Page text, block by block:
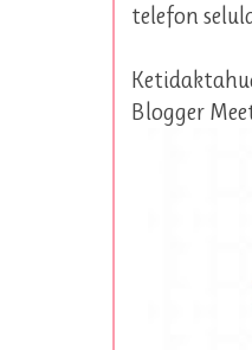
telefon
Blogger